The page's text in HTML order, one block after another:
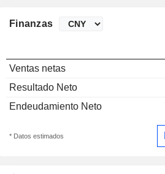
Finanzas
Ventas netas
Resultado Neto
Endeudamiento Neto
* Datos estimados